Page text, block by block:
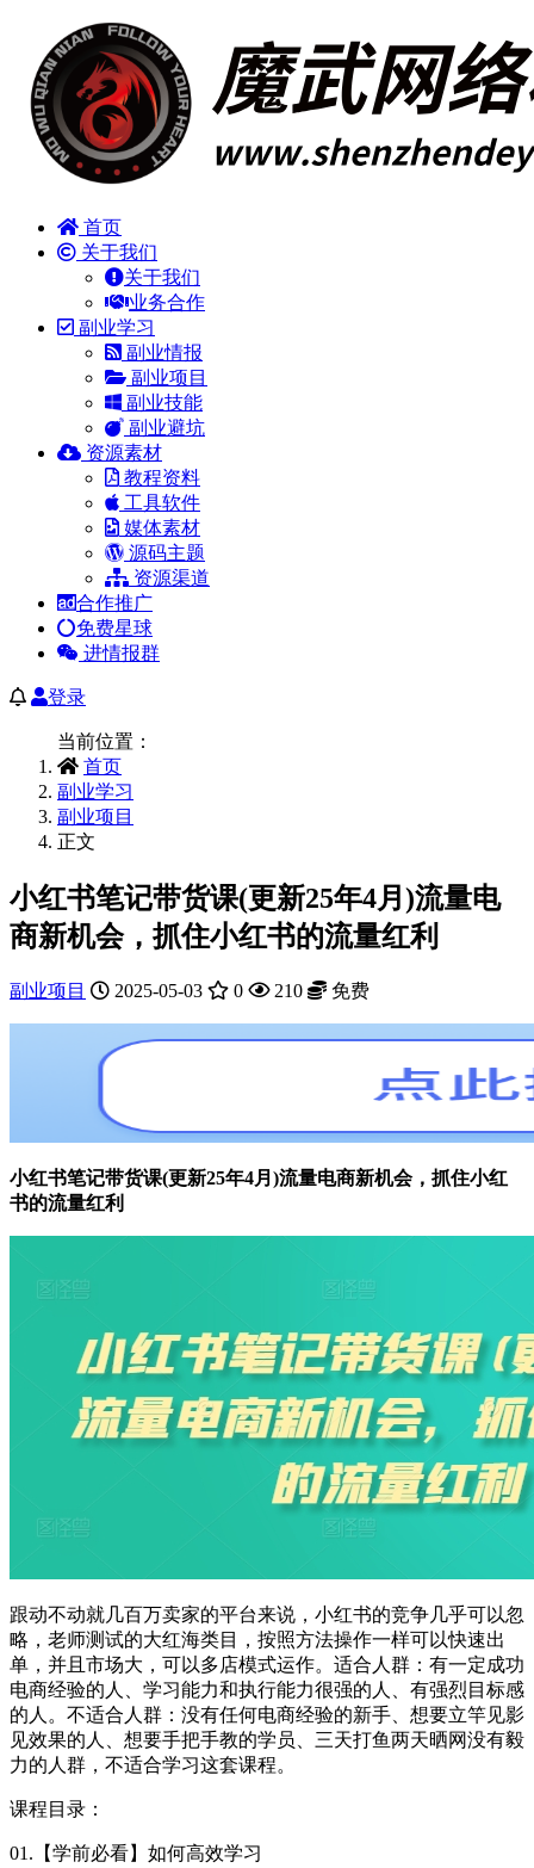
首页
关于我们
关于我们
业务合作
副业学习
副业情报
副业项目
副业技能
副业避坑
资源素材
教程资料
工具软件
媒体素材
源码主题
资源渠道
合作推广
免费星球
进情报群
登录
当前位置：
首页
副业学习
副业项目
正文
小红书笔记带货课(更新25年4月)流量电
商新机会，抓住小红书的流量红利
副业项目 2025-05-03 0 210 免费
小红书笔记带货课(更新25年4月)流量电商新机会，抓住小红
书的流量红利
跟动不动就几百万卖家的平台来说，小红书的竞争几乎可以忽
略，老师测试的大红海类目，按照方法操作一样可以快速出
单，并且市场大，可以多店模式运作。适合人群：有一定成功
电商经验的人、学习能力和执行能力很强的人、有强烈目标感
的人。不适合人群：没有任何电商经验的新手、想要立竿见影
见效果的人、想要手把手教的学员、三天打鱼两天晒网没有毅
力的人群，不适合学习这套课程。
课程目录：
01.【学前必看】如何高效学习